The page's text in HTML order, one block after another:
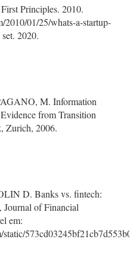
Principles. 2010.
2010/01/25/whats-a-startup-
2020.
M. Information
from Transition
Zurich, 2006.
D. Banks vs. fintech:
Journal of Financial
em:
static/